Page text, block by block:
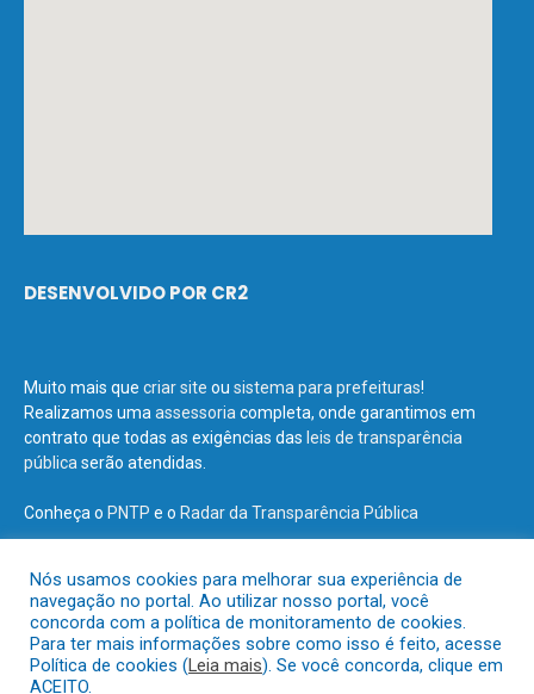
DESENVOLVIDO POR CR2
Muito mais que criar site ou sistema para prefeituras!
Realizamos uma assessoria completa, onde garantimos em
contrato que todas as exigências das leis de transparência
pública serão atendidas.
Conheça o PNTP e o Radar da Transparência Pública
Todos os direitos reservados a Prefeitura Municipal de Terra Santa.
Nós usamos cookies para melhorar sua experiência de
navegação no portal. Ao utilizar nosso portal, você
concorda com a política de monitoramento de cookies.
Para ter mais informações sobre como isso é feito, acesse
Política de cookies (Leia mais). Se você concorda, clique em
ACEITO.